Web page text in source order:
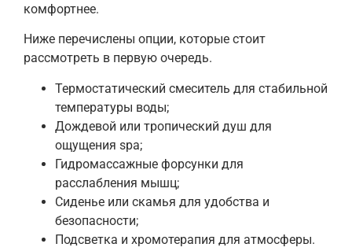
комфортнее.
Ниже перечислены опции, которые стоит
рассмотреть в первую очередь.
Термостатический смеситель для стабильной
температуры воды;
Дождевой или тропический душ для
ощущения spa;
Гидромассажные форсунки для
расслабления мышц;
Сиденье или скамья для удобства и
безопасности;
Подсветка и хромотерапия для атмосферы.